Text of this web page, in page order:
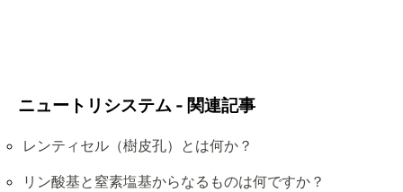
ニュートリシステム - 関連記事
レンティセル（樹皮孔）とは何か？
リン酸基と窒素塩基からなるものは何ですか？